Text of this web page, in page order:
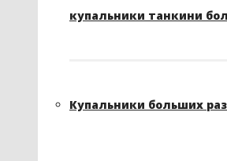
купальники танкини
Купальники больших